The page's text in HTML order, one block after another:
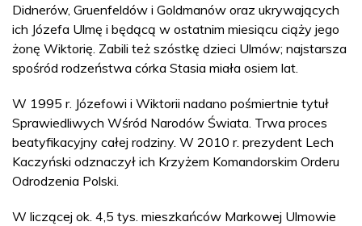
Didnerów, Gruenfeldów i Goldmanów oraz ukrywających
ich Józefa Ulmę i będącą w ostatnim miesiącu ciąży jego
żonę Wiktorię. Zabili też szóstkę dzieci Ulmów; najstarsza
spośród rodzeństwa córka Stasia miała osiem lat.
W 1995 r. Józefowi i Wiktorii nadano pośmiertnie tytuł
Sprawiedliwych Wśród Narodów Świata. Trwa proces
beatyfikacyjny całej rodziny. W 2010 r. prezydent Lech
Kaczyński odznaczył ich Krzyżem Komandorskim Orderu
Odrodzenia Polski.
W liczącej ok. 4,5 tys. mieszkańców Markowej Ulmowie